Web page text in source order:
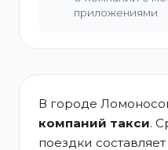
приложениями
В городе
компаний такси.
поездки составляет